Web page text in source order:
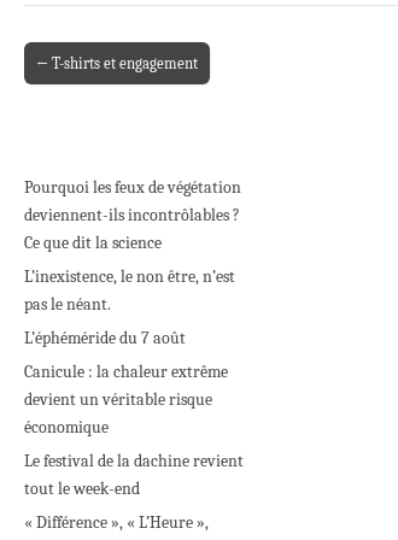
Post navigation
← T-shirts et engagement
Pourquoi les feux de végétation
deviennent-ils incontrôlables ?
Ce que dit la science
L’inexistence, le non être, n’est
pas le néant.
L’éphéméride du 7 août
Canicule : la chaleur extrême
devient un véritable risque
économique
Le festival de la dachine revient
tout le week-end
« Différence », « L’Heure »,